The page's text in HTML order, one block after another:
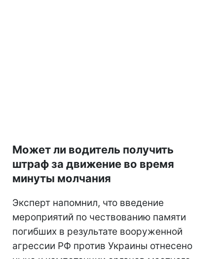
Может ли водитель получить
штраф за движение во время
минуты молчания
Эксперт напомнил, что введение
мероприятий по чествованию памяти
погибших в результате вооруженной
агрессии РФ против Украины отнесено